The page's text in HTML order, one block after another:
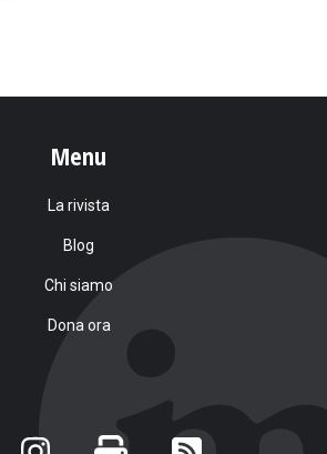
Menu
La rivista
Blog
Chi siamo
Dona ora